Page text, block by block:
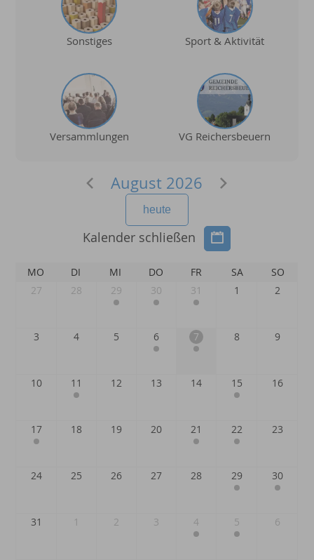
Sonstiges Sport & Aktivität
Versammlungen VG Reichersbeuern